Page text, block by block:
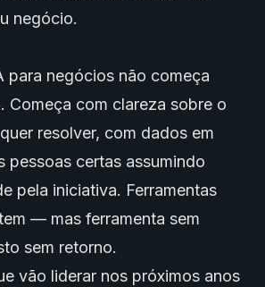
negócio.
para negócios não começa
Começa com clareza sobre o
resolver, com dados em
pessoas certas assumindo
pela iniciativa. Ferramentas
— mas ferramenta sem
sem retorno.
vão liderar nos próximos anos